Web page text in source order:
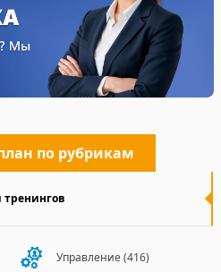
по рубрикам
тренингов
Управление(416)
подготовку и